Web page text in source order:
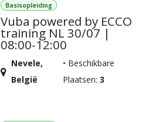
Basisopleiding
Vuba powered by ECCO
training NL 30/07 |
08:00-12:00
Nevele,
België
• Beschikbare
Plaatsen: 3